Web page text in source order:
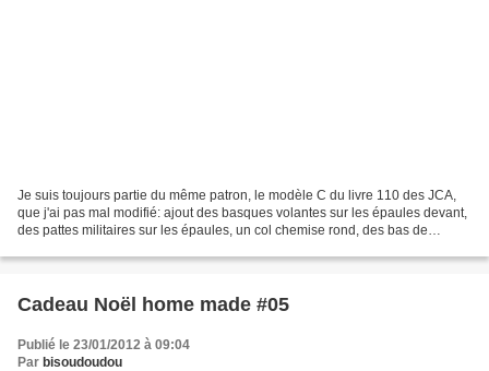
Je suis toujours partie du même patron, le modèle C du livre 110 des JCA,
que j'ai pas mal modifié: ajout des basques volantes sur les épaules devant,
des pattes militaires sur les épaules, un col chemise rond, des bas de
Cadeau Noël home made #05
Publié le 23/01/2012 à 09:04
Par bisoudoudou